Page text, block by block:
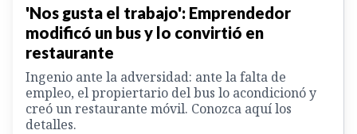
'Nos gusta el trabajo': Emprendedor
modificó un bus y lo convirtió en
restaurante
Ingenio ante la adversidad: ante la falta de
empleo, el propiertario del bus lo acondicionó y
creó un restaurante móvil. Conozca aquí los
detalles.